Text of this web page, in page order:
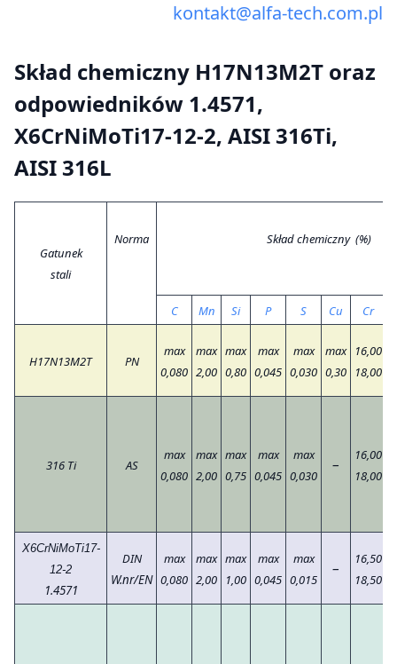
kontakt@alfa-tech.com.pl
Skład chemiczny H17N13M2T oraz
odpowiedników 1.4571,
X6CrNiMoTi17-12-2, AISI 316Ti,
AISI 316L
Gatunek
stali
Norma Skład chemiczny (%)
C Mn Si P S Cu Cr
H17N13M2T PN
max
0,080
max
2,00
max
0,80
max
0,045
max
0,030
max
0,30
16,00
18,00
316 Ti AS
max
0,080
max
2,00
max
0,75
max
0,045
max
0,030
–
16,00
18,00
X6CrNiMoTi17-
12-2
1.4571
DIN
W.nr/EN
max
0,080
max
2,00
max
1,00
max
0,045
max
0,015
–
16,50
18,50